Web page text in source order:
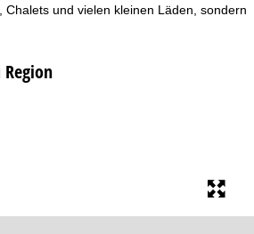
Chalets und vielen kleinen Läden, sondern